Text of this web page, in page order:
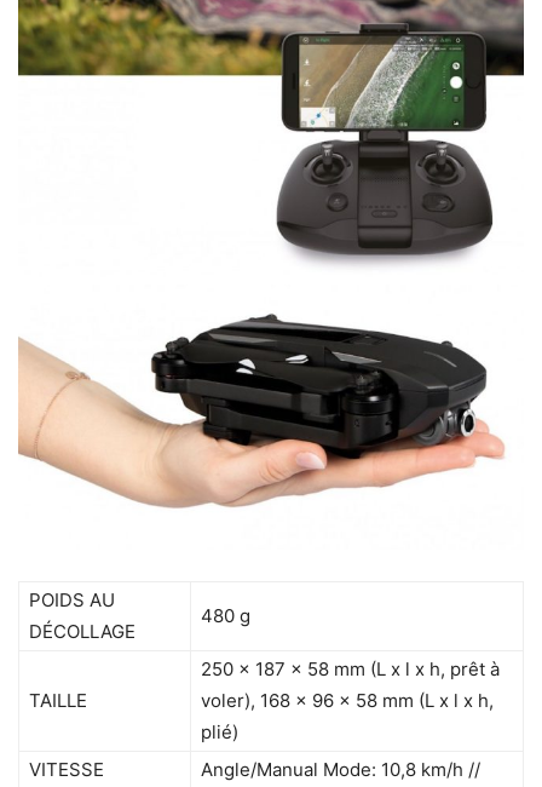
POIDS AU
DÉCOLLAGE
480 g
TAILLE
250 x 187 x 58 mm (L x l x h, prêt à
voler), 168 x 96 x 58 mm (L x l x h,
plié)
VITESSE
Angle/Manual Mode: 10,8 km/h //